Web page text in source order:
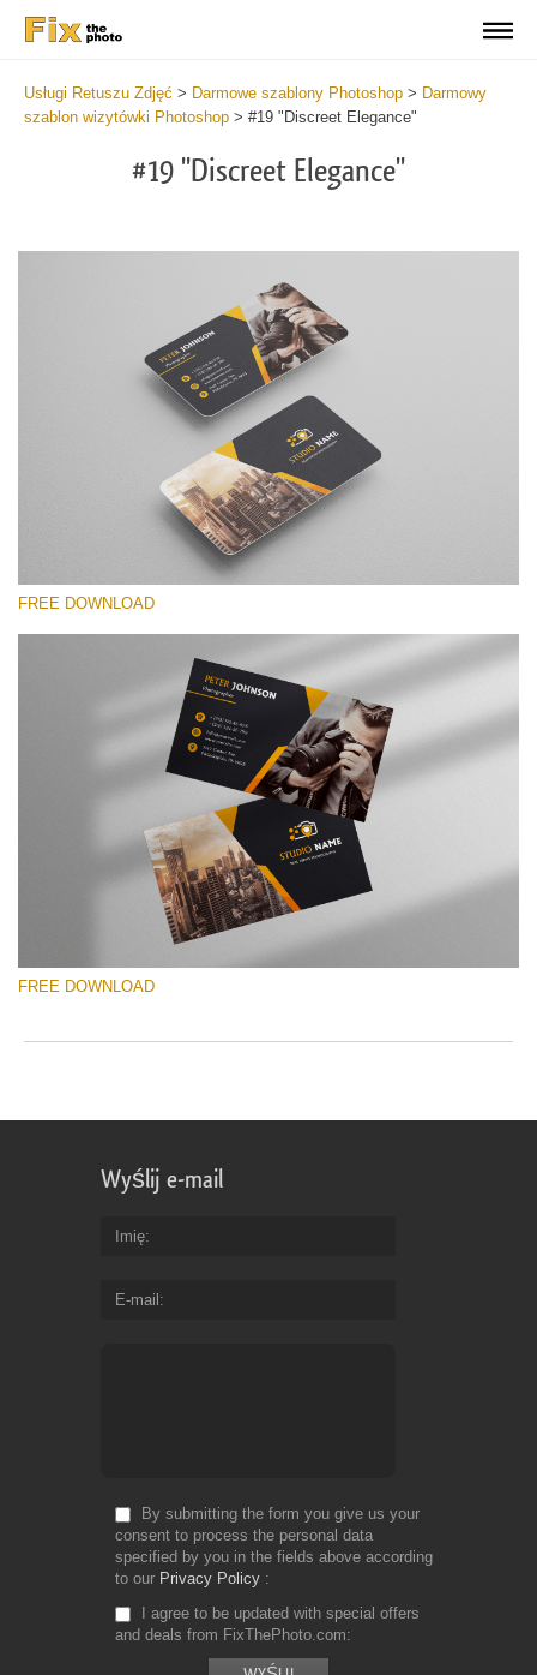
Usługi Retuszu Zdjęć > Darmowe szablony Photoshop > Darmowy
szablon wizytówki Photoshop > #19 "Discreet Elegance"
#19 "Discreet Elegance"
Proszę wybrać
Free Template #19
Photographer Marketing Templates
Darmowe Pobieranie
FREE DOWNLOAD
FREE DOWNLOAD
Wyślij e-mail
Imię
E-mail
By submitting the form you give us your
consent to process the personal data
specified by you in the fields above according
to our Privacy Policy
I agree to be updated with special offers
and deals from FixThePhoto.com